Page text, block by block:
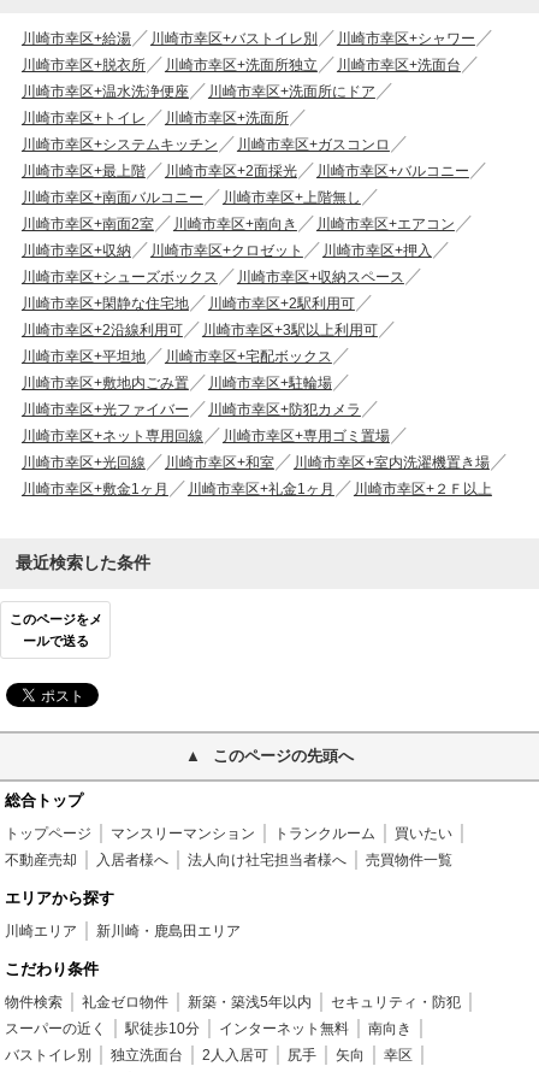
川崎市幸区+給湯 川崎市幸区+バストイレ別
川崎市幸区+シャワー
川崎市幸区+脱衣所
川崎市幸区+洗面所独立
川崎市幸区+洗面台
川崎市幸区+温水洗浄便座
川崎市幸区+洗面所にドア
川崎市幸区+トイレ
川崎市幸区+洗面所
川崎市幸区+システムキッチン
川崎市幸区+ガスコンロ
川崎市幸区+最上階
川崎市幸区+2面採光
川崎市幸区+バルコニー
川崎市幸区+南面バルコニー
川崎市幸区+上階無し
川崎市幸区+南面2室
川崎市幸区+南向き
川崎市幸区+エアコン
川崎市幸区+収納
川崎市幸区+クロゼット
川崎市幸区+押入
川崎市幸区+シューズボックス
川崎市幸区+収納スペース
川崎市幸区+閑静な住宅地
川崎市幸区+2駅利用可
川崎市幸区+2沿線利用可
川崎市幸区+3駅以上利用可
川崎市幸区+平坦地
川崎市幸区+宅配ボックス
川崎市幸区+敷地内ごみ置
川崎市幸区+駐輪場
川崎市幸区+光ファイバー
川崎市幸区+防犯カメラ
川崎市幸区+ネット専用回線
川崎市幸区+専用ゴミ置場
川崎市幸区+光回線
川崎市幸区+和室
川崎市幸区+室内洗濯機置き場
川崎市幸区+敷金1ヶ月
川崎市幸区+礼金1ヶ月 川崎市幸区+２Ｆ以上
最近検索した条件
このページをメ
ールで送る
このページの先頭へ
総合トップ
トップページ マンスリーマンション トランクルーム
買いたい
不動産売却
入居者様へ 法人向け社宅担当者様へ 売買物件一覧
エリアから探す
川崎エリア 新川崎・鹿島田エリア
こだわり条件
物件検索 礼金ゼロ物件 新築・築浅5年以内
セキュリティ・防犯
スーパーの近く
駅徒歩10分 インターネット無料
南向き
バストイレ別
独立洗面台 2人入居可 尻手 矢向
幸区